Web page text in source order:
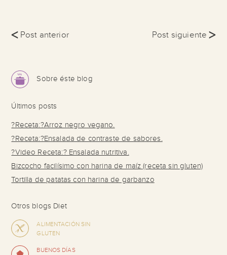
<Post anterior Post siguiente>
Sobre éste blog
Últimos posts
?Receta:?Arroz negro vegano.
?Receta:?Ensalada de contraste de sabores.
?Video Receta:? Ensalada nutritiva.
Bizcocho facilísimo con harina de maíz (receta sin gluten)
Tortilla de patatas con harina de garbanzo
Otros blogs Diet
ALIMENTACIÓN SIN
GLUTEN
BUENOS DÍAS